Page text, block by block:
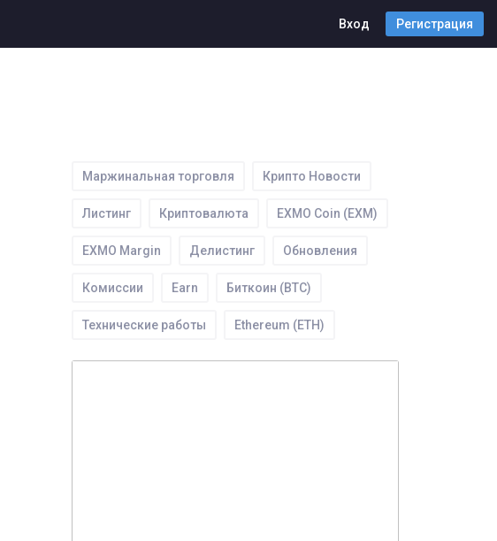
Вход Регистрация
Маржинальная торговля Крипто Новости
Листинг Криптовалюта EXMO Coin (EXM)
EXMO Mаrgin Делистинг Обновления
Комиссии Earn Биткоин (BTC)
Технические работы Ethereum (ETH)
Кэшбек Торги Tether (USDT) SEPA